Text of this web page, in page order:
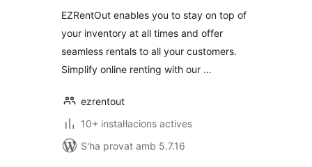
EZRentOut enables you to stay on top of
your inventory at all times and offer
seamless rentals to all your customers.
Simplify online renting with our …
ezrentout
10+ instal·lacions actives
S'ha provat amb 5.7.16